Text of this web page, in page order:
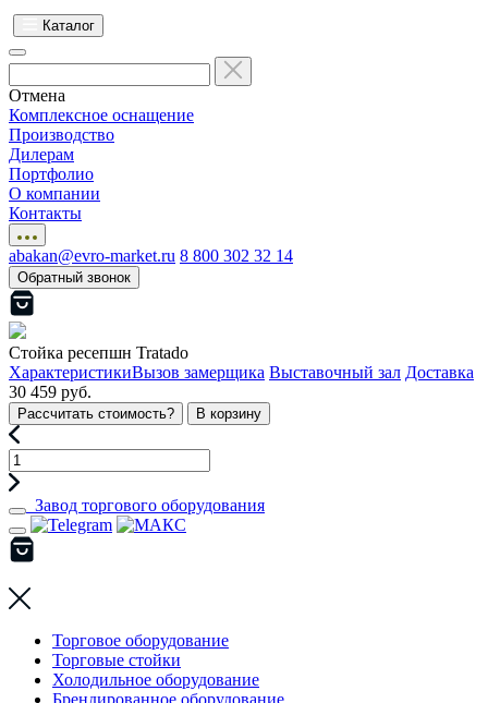
Каталог
Отмена
Комплексное оснащение
Производство
Дилерам
Портфолио
О компании
Контакты
abakan@evro-market.ru 8 800 302 32 14
Обратный звонок
Стойка ресепшн Tratado
ХарактеристикиВызов замерщика Выставочный зал Доставка
30 459 руб.
Рассчитать стоимость? В корзину
Завод торгового оборудования
Торговое оборудование
Торговые стойки
Холодильное оборудование
Брендированное оборудование